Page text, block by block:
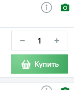
− +
Купить